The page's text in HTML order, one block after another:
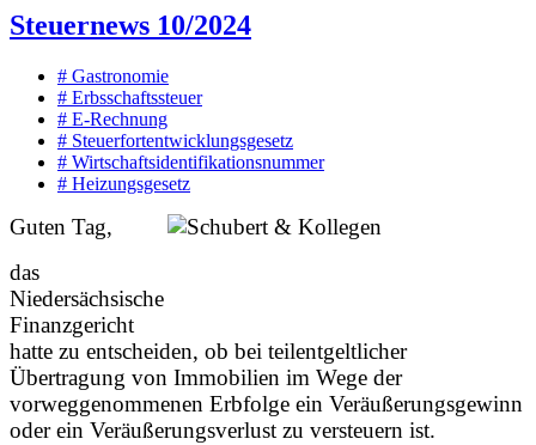
Steuernews 10/2024
# Gastronomie
# Erbsschaftssteuer
# E-Rechnung
# Steuerfortentwicklungsgesetz
# Wirtschaftsidentifikationsnummer
# Heizungsgesetz
Guten Tag,
das
Niedersächsische
Finanzgericht
hatte zu entscheiden, ob bei teilentgeltlicher
Übertragung von Immobilien im Wege der
vorweggenommenen Erbfolge ein Veräußerungsgewinn
oder ein Veräußerungsverlust zu versteuern ist.